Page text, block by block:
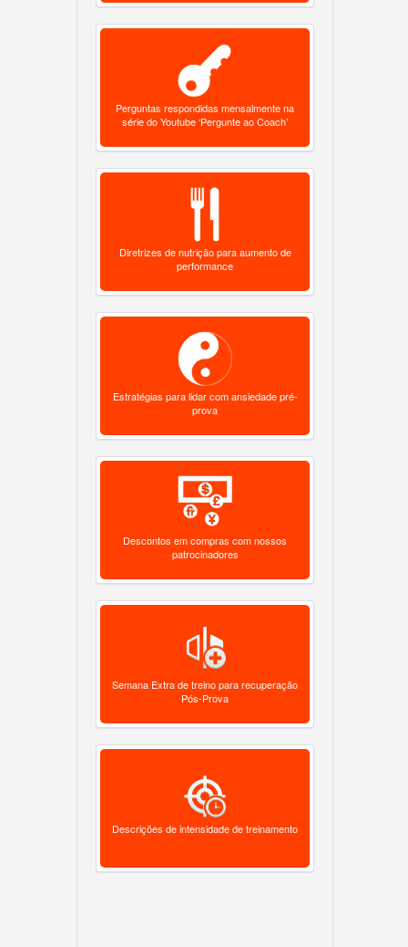
Perguntas respondidas mensalmente na
série do Youtube ‘Pergunte ao Coach’
Diretrizes de nutrição para aumento de
performance
Estratégias para lidar com ansiedade pré-
prova
Descontos em compras com nossos
patrocinadores
Semana Extra de treino para recuperação
Pós-Prova
Descrições de intensidade de treinamento